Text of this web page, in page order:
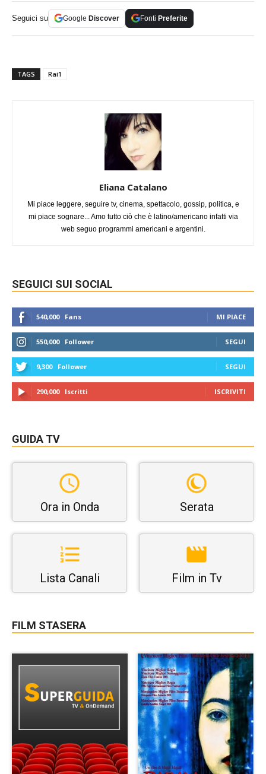
Seguici su Google Discover Fonti Preferite
TAGS Rai1
Eliana Catalano
Mi piace leggere, seguire tv, cinema, spettacolo, gossip, politica, e
mi piace sognare... Amo tutto ciò che è latino/americano infatti via
web seguo programmi americani e argentini.
SEGUICI SUI SOCIAL
540,000 Fans MI PIACE
550,000 Follower SEGUI
9,300 Follower SEGUI
290,000 Iscritti ISCRIVITI
GUIDA TV
Ora in Onda Serata
Lista Canali Film in Tv
FILM STASERA